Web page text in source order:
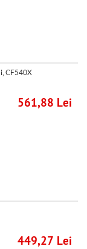
CF540X
561,88 Lei
449,27 Lei